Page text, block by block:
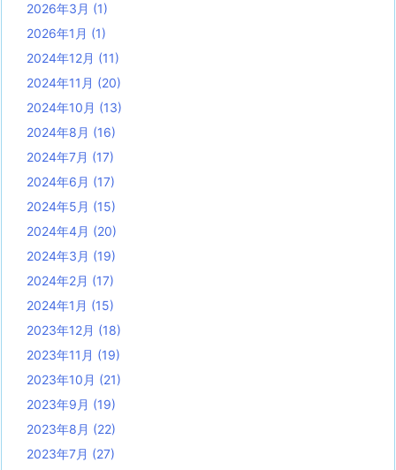
2026年3月 (1)
2026年1月 (1)
2024年12月 (11)
2024年11月 (20)
2024年10月 (13)
2024年8月 (16)
2024年7月 (17)
2024年6月 (17)
2024年5月 (15)
2024年4月 (20)
2024年3月 (19)
2024年2月 (17)
2024年1月 (15)
2023年12月 (18)
2023年11月 (19)
2023年10月 (21)
2023年9月 (19)
2023年8月 (22)
2023年7月 (27)